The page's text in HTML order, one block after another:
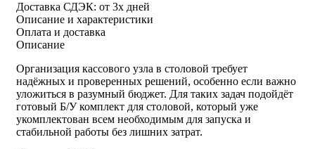
Доставка СДЭК: от 3х дней
Описание и характеристики
Оплата и доставка
Описание
Организация кассового узла в столовой требует
надёжных и проверенных решений, особенно если важно
уложиться в разумный бюджет. Для таких задач подойдёт
готовый Б/У комплект для столовой, который уже
укомплектован всем необходимым для запуска и
стабильной работы без лишних затрат.